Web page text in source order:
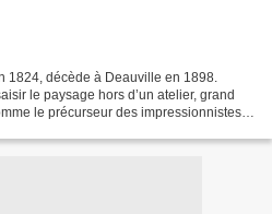
1824, décède à Deauville en 1898.
le paysage hors d’un atelier, grand
le précurseur des impressionnistes.